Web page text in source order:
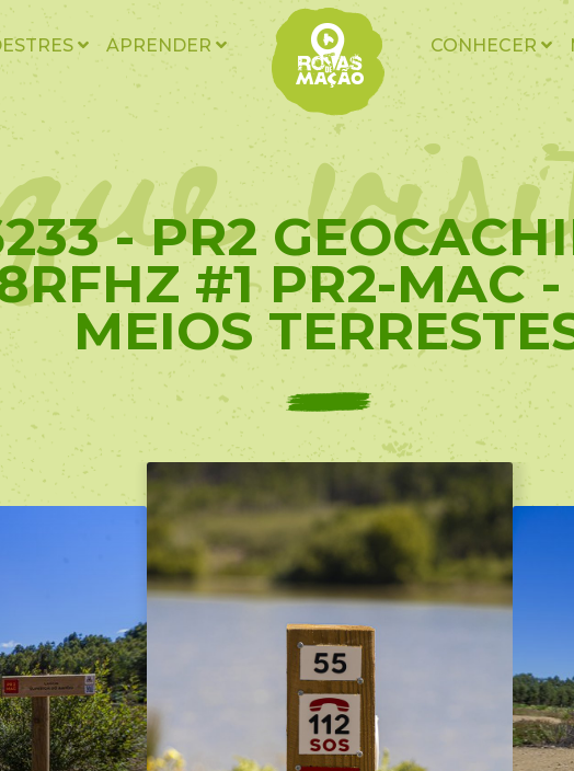
APRENDER CONHECER
- PR2
#1 PR2-MAC -
MEIOS